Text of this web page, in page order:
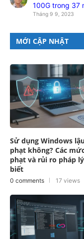
100G trong 37
Tháng 9 9, 2023
MỚI CẬP NHẬT
Sử dụng Windows
phạt không? Các
phạt và rủi ro pháp
biết
0 comments 17 views